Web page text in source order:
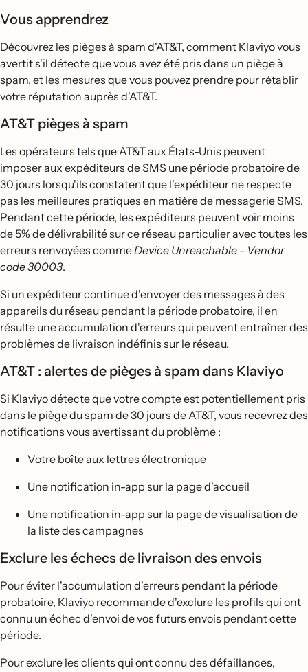
Vous apprendrez
Découvrez les pièges à spam d'AT&T, comment Klaviyo vous
avertit s'il détecte que vous avez été pris dans un piège à
spam, et les mesures que vous pouvez prendre pour rétablir
votre réputation auprès d'AT&T.
AT&T pièges à spam
Les opérateurs tels que AT&T aux États-Unis peuvent
imposer aux expéditeurs de SMS une période probatoire de
30 jours lorsqu'ils constatent que l'expéditeur ne respecte
pas les meilleures pratiques en matière de messagerie SMS.
Pendant cette période, les expéditeurs peuvent voir moins
de 5% de délivrabilité sur ce réseau particulier avec toutes les
erreurs renvoyées commeDevice Unreachable - Vendor
code 30003.
Si un expéditeur continue d'envoyer des messages à des
appareils du réseau pendant la période probatoire, il en
résulte une accumulation d'erreurs qui peuvent entraîner des
problèmes de livraison indéfinis sur le réseau.
AT&T : alertes de pièges à spam dans Klaviyo
Si Klaviyo détecte que votre compte est potentiellement pris
dans le piège du spam de 30 jours de AT&T, vous recevrez des
notifications vous avertissant du problème :
Votre boîte aux lettres électronique
Une notification in-app sur la page d'accueil
Une notification in-app sur la page de visualisation de
la liste des campagnes
Exclure les échecs de livraison des envois
Pour éviter l'accumulation d'erreurs pendant la période
probatoire, Klaviyo recommande d'exclure les profils qui ont
connu un échec d'envoi de vos futurs envois pendant cette
période.
Pour exclure les clients qui ont connu des défaillances,